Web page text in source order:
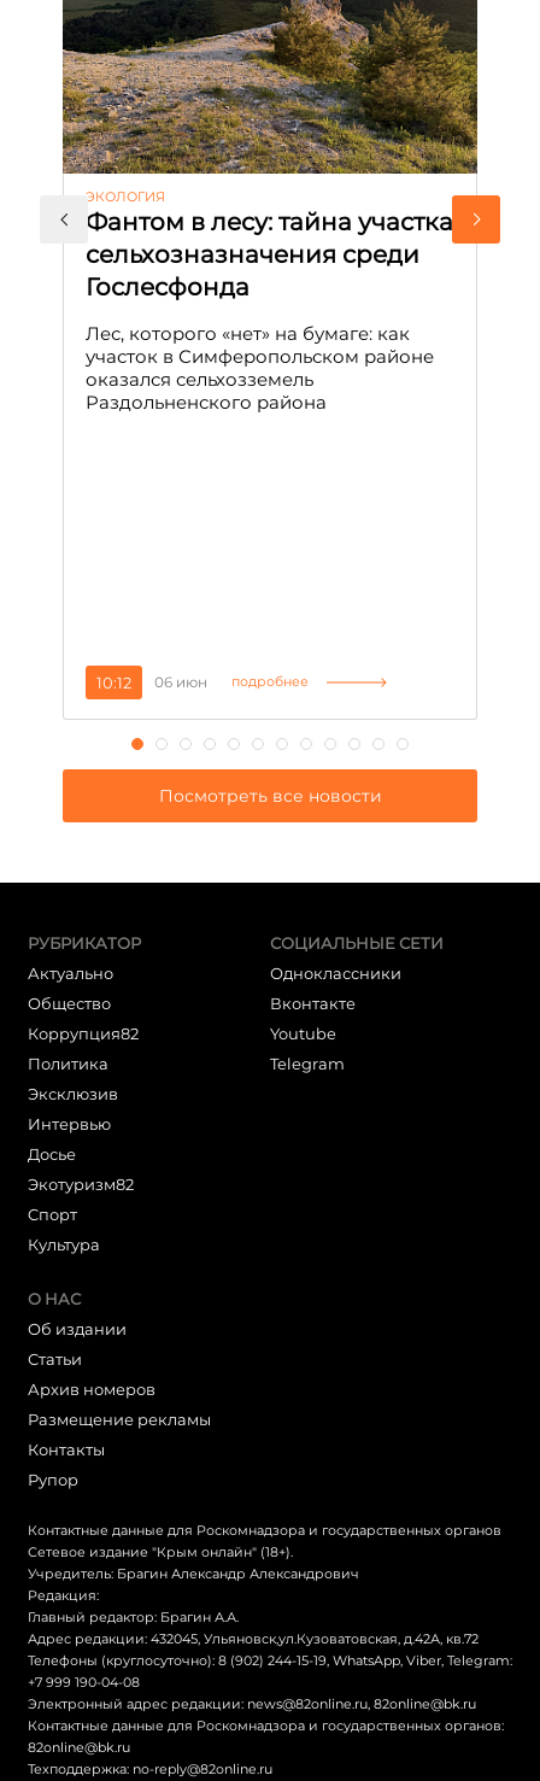
ЭКОЛОГИЯ
Фантом в лесу: тайна участка
сельхозназначения среди
Гослесфонда
Лес, которого «нет» на бумаге: как
участок в Симферопольском районе
оказался сельхозземель
Раздольненского района
10:12 06 июн подробнее
Посмотреть все новости
РУБРИКАТОР
Актуально
Общество
Коррупция82
Политика
Эксклюзив
Интервью
Досье
Экотуризм82
Cпорт
Культура
СОЦИАЛЬНЫЕ СЕТИ
Одноклассники
Вконтакте
Youtube
Telegram
О НАС
Об издании
Статьи
Архив номеров
Размещение рекламы
Контакты
Рупор
Контактные данные для Роскомнадзора и государственных органов
Сетевое издание "Крым онлайн" (18+).
Учредитель: Брагин Александр Александрович
Редакция:
Главный редактор: Брагин А.А.
Адрес редакции: 432045, Ульяновск,ул.Кузоватовская, д.42А, кв.72
Телефоны (круглосуточно): 8 (902) 244-15-19, WhatsApp, Viber, Telegram:
+7 999 190-04-08
Электронный адрес редакции: news@82online.ru 82online@bk.ru
Контактные данные для Роскомнадзора и государственных органов:
82online@bk.ru
Техподдержка: no-reply@82online.ru